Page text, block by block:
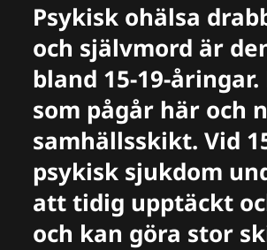
Psykisk ohälsa
och självmord är
bland 15-19-
som pågår här och
samhällsskikt. Vid
psykisk sjukdom
att tidig upptäckt
och kan göra stor